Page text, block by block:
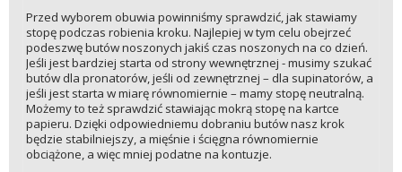
Przed wyborem obuwia powinniśmy sprawdzić, jak stawiamy
stopę podczas robienia kroku. Najlepiej w tym celu obejrzeć
podeszwę butów noszonych jakiś czas noszonych na co dzień.
Jeśli jest bardziej starta od strony wewnętrznej - musimy szukać
butów dla pronatorów, jeśli od zewnętrznej – dla supinatorów, a
jeśli jest starta w miarę równomiernie – mamy stopę neutralną.
Możemy to też sprawdzić stawiając mokrą stopę na kartce
papieru. Dzięki odpowiedniemu dobraniu butów nasz krok
będzie stabilniejszy, a mięśnie i ścięgna równomiernie
obciążone, a więc mniej podatne na kontuzje.